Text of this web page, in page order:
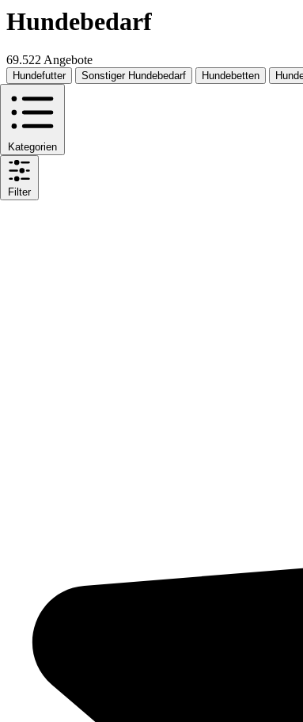
Hundebedarf
69.522 Angebote
Hundefutter Sonstiger Hundebedarf Hundebetten
Kategorien
Filter